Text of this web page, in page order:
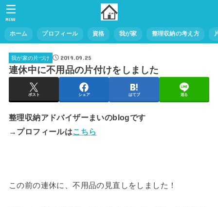
ホーム プロフィール 資格 我が家 整理収納の考え方
MENU
我が家の片づけ 2019.09.25
連休中に不用品の片付けをしました
ポスト シェア はてブ 送る
整理収納アドバイザーまいのblogです
→プロフィールはこちら
この前の連休に、不用品の見直しをしました！